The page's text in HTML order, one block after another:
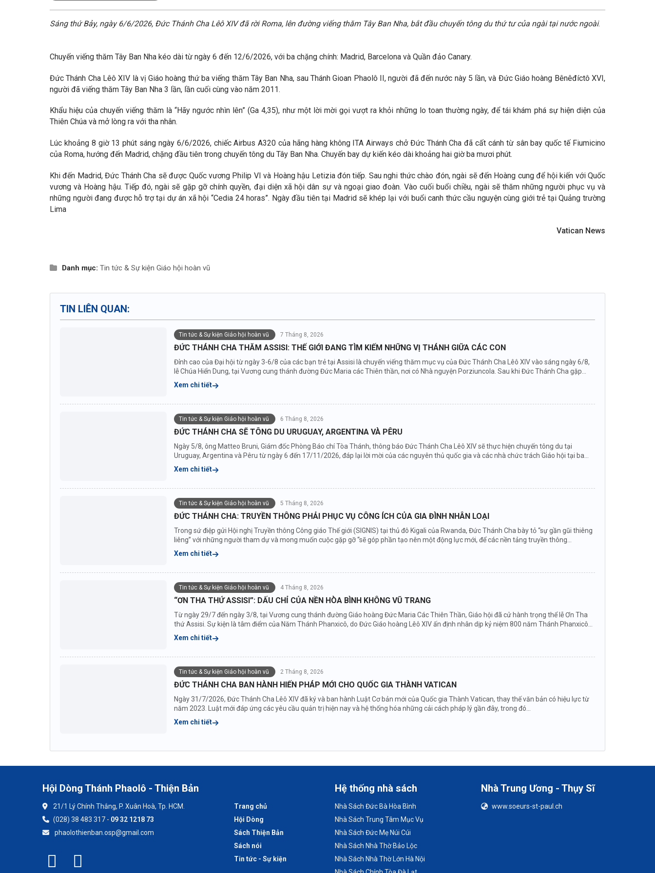
Sáng thứ Bảy, ngày 6/6/2026, Đức Thánh Cha Lêô XIV đã rời Roma, lên đường viếng thăm Tây Ban Nha, bắt đầu chuyến tông du thứ tư của ngài tại nước ngoài.
Chuyến viếng thăm Tây Ban Nha kéo dài từ ngày 6 đến 12/6/2026, với ba chặng chính: Madrid, Barcelona và Quần đảo Canary.
Đức Thánh Cha Lêô XIV là vị Giáo hoàng thứ ba viếng thăm Tây Ban Nha, sau Thánh Gioan Phaolô II, người đã đến nước này 5 lần, và Đức Giáo hoàng Bênêđíctô XVI,
người đã viếng thăm Tây Ban Nha 3 lần, lần cuối cùng vào năm 2011.
Khẩu hiệu của chuyến viếng thăm là “Hãy ngước nhìn lên” (Ga 4,35), như một lời mời gọi vượt ra khỏi những lo toan thường ngày, để tái khám phá sự hiện diện của
Thiên Chúa và mở lòng ra với tha nhân.
Lúc khoảng 8 giờ 13 phút sáng ngày 6/6/2026, chiếc Airbus A320 của hãng hàng không ITA Airways chở Đức Thánh Cha đã cất cánh từ sân bay quốc tế Fiumicino
của Roma, hướng đến Madrid, chặng đầu tiên trong chuyến tông du Tây Ban Nha. Chuyến bay dự kiến kéo dài khoảng hai giờ ba mươi phút.
Khi đến Madrid, Đức Thánh Cha sẽ được Quốc vương Philip VI và Hoàng hậu Letizia đón tiếp. Sau nghi thức chào đón, ngài sẽ đến Hoàng cung để hội kiến với Quốc
vương và Hoàng hậu. Tiếp đó, ngài sẽ gặp gỡ chính quyền, đại diện xã hội dân sự và ngoại giao đoàn. Vào cuối buổi chiều, ngài sẽ thăm những người phục vụ và
những người đang được hỗ trợ tại dự án xã hội “Cedia 24 horas”. Ngày đầu tiên tại Madrid sẽ khép lại với buổi canh thức cầu nguyện cùng giới trẻ tại Quảng trường
Lima
Vatican News
Danh mục: Tin tức & Sự kiện Giáo hội hoàn vũ
TIN LIÊN QUAN:
Tin tức & Sự kiện Giáo hội hoàn vũ 7 Tháng 8, 2026
ĐỨC THÁNH CHA THĂM ASSISI: THẾ GIỚI ĐANG TÌM KIẾM NHỮNG VỊ THÁNH GIỮA CÁC CON
Đỉnh cao của Đại hội từ ngày 3-6/8 của các bạn trẻ tại Assisi là chuyến viếng thăm mục vụ của Đức Thánh Cha Lêô XIV vào sáng ngày 6/8,
lễ Chúa Hiển Dung, tại Vương cung thánh đường Đức Maria các Thiên thần, nơi có Nhà nguyện Porziuncola. Sau khi Đức Thánh Cha gặp...
Xem chi tiết
Tin tức & Sự kiện Giáo hội hoàn vũ 6 Tháng 8, 2026
ĐỨC THÁNH CHA SẼ TÔNG DU URUGUAY, ARGENTINA VÀ PÊRU
Ngày 5/8, ông Matteo Bruni, Giám đốc Phòng Báo chí Tòa Thánh, thông báo Đức Thánh Cha Lêô XIV sẽ thực hiện chuyến tông du tại
Uruguay, Argentina và Pêru từ ngày 6 đến 17/11/2026, đáp lại lời mời của các nguyên thủ quốc gia và các nhà chức trách Giáo hội tại ba
nước...
Xem chi tiết
Tin tức & Sự kiện Giáo hội hoàn vũ 5 Tháng 8, 2026
ĐỨC THÁNH CHA: TRUYỀN THÔNG PHẢI PHỤC VỤ CÔNG ÍCH CỦA GIA ĐÌNH NHÂN LOẠI
Trong sứ điệp gửi Hội nghị Truyền thông Công giáo Thế giới (SIGNIS) tại thủ đô Kigali của Rwanda, Đức Thánh Cha bày tỏ “sự gần gũi thiêng
liêng” với những người tham dự và mong muốn cuộc gặp gỡ “sẽ góp phần tạo nên một động lực mới, để các nền tảng truyền thông...
Xem chi tiết
Tin tức & Sự kiện Giáo hội hoàn vũ 4 Tháng 8, 2026
“ƠN THA THỨ ASSISI”: DẤU CHỈ CỦA NỀN HÒA BÌNH KHÔNG VŨ TRANG
Từ ngày 29/7 đến ngày 3/8, tại Vương cung thánh đường Giáo hoàng Đức Maria Các Thiên Thần, Giáo hội đã cử hành trọng thể lễ Ơn Tha
thứ Assisi. Sự kiện là tâm điểm của Năm Thánh Phanxicô, do Đức Giáo hoàng Lêô XIV ấn định nhân dịp kỷ niệm 800 năm Thánh Phanxicô...
Xem chi tiết
Tin tức & Sự kiện Giáo hội hoàn vũ 2 Tháng 8, 2026
ĐỨC THÁNH CHA BAN HÀNH HIẾN PHÁP MỚI CHO QUỐC GIA THÀNH VATICAN
Ngày 31/7/2026, Đức Thánh Cha Lêô XIV đã ký và ban hành Luật Cơ bản mới của Quốc gia Thành Vatican, thay thế văn bản có hiệu lực từ
năm 2023. Luật mới đáp ứng các yêu cầu quản trị hiện nay và hệ thống hóa những cải cách pháp lý gần đây, trong đó...
Xem chi tiết
Hội Dòng Thánh Phaolô - Thiện Bản
21/1 Lý Chính Thắng, P. Xuân Hoà, Tp. HCM.
(028) 38 483 317 - 09 32 1218 73
phaolothienban.osp@gmail.com
Trang chủ
Hội Dòng
Sách Thiện Bản
Sách nói
Tin tức - Sự kiện
Hệ thống nhà sách
Nhà Sách Đức Bà Hòa Bình
Nhà Sách Trung Tâm Mục Vụ
Nhà Sách Đức Mẹ Núi Cúi
Nhà Sách Nhà Thờ Bảo Lộc
Nhà Sách Nhà Thờ Lớn Hà Nội
Nhà Trung Ương - Thụy Sĩ
www.soeurs-st-paul.ch